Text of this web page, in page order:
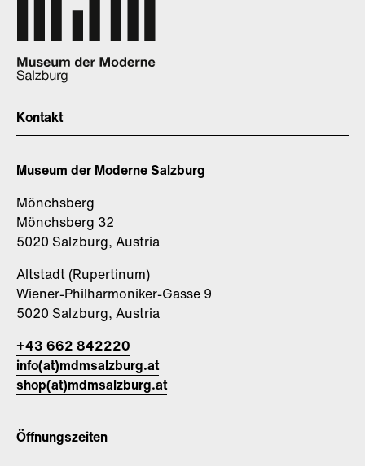
Kontakt
Museum der Moderne Salzburg
Mönchsberg
Mönchsberg 32
5020 Salzburg, Austria
Altstadt (Rupertinum)
Wiener-Philharmoniker-Gasse 9
5020 Salzburg, Austria
+43 662 842220
info(at)mdmsalzburg.at
shop(at)mdmsalzburg.at
Öffnungszeiten